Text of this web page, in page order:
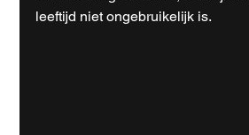
leeftijd niet ongebruikelijk is.